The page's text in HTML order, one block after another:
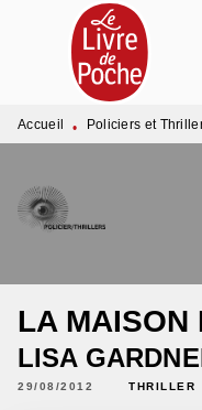
MENU
PIED DE PAGE
Accueil • Policiers et
LA MAISON
LISA
29/08/2012 THRILLER